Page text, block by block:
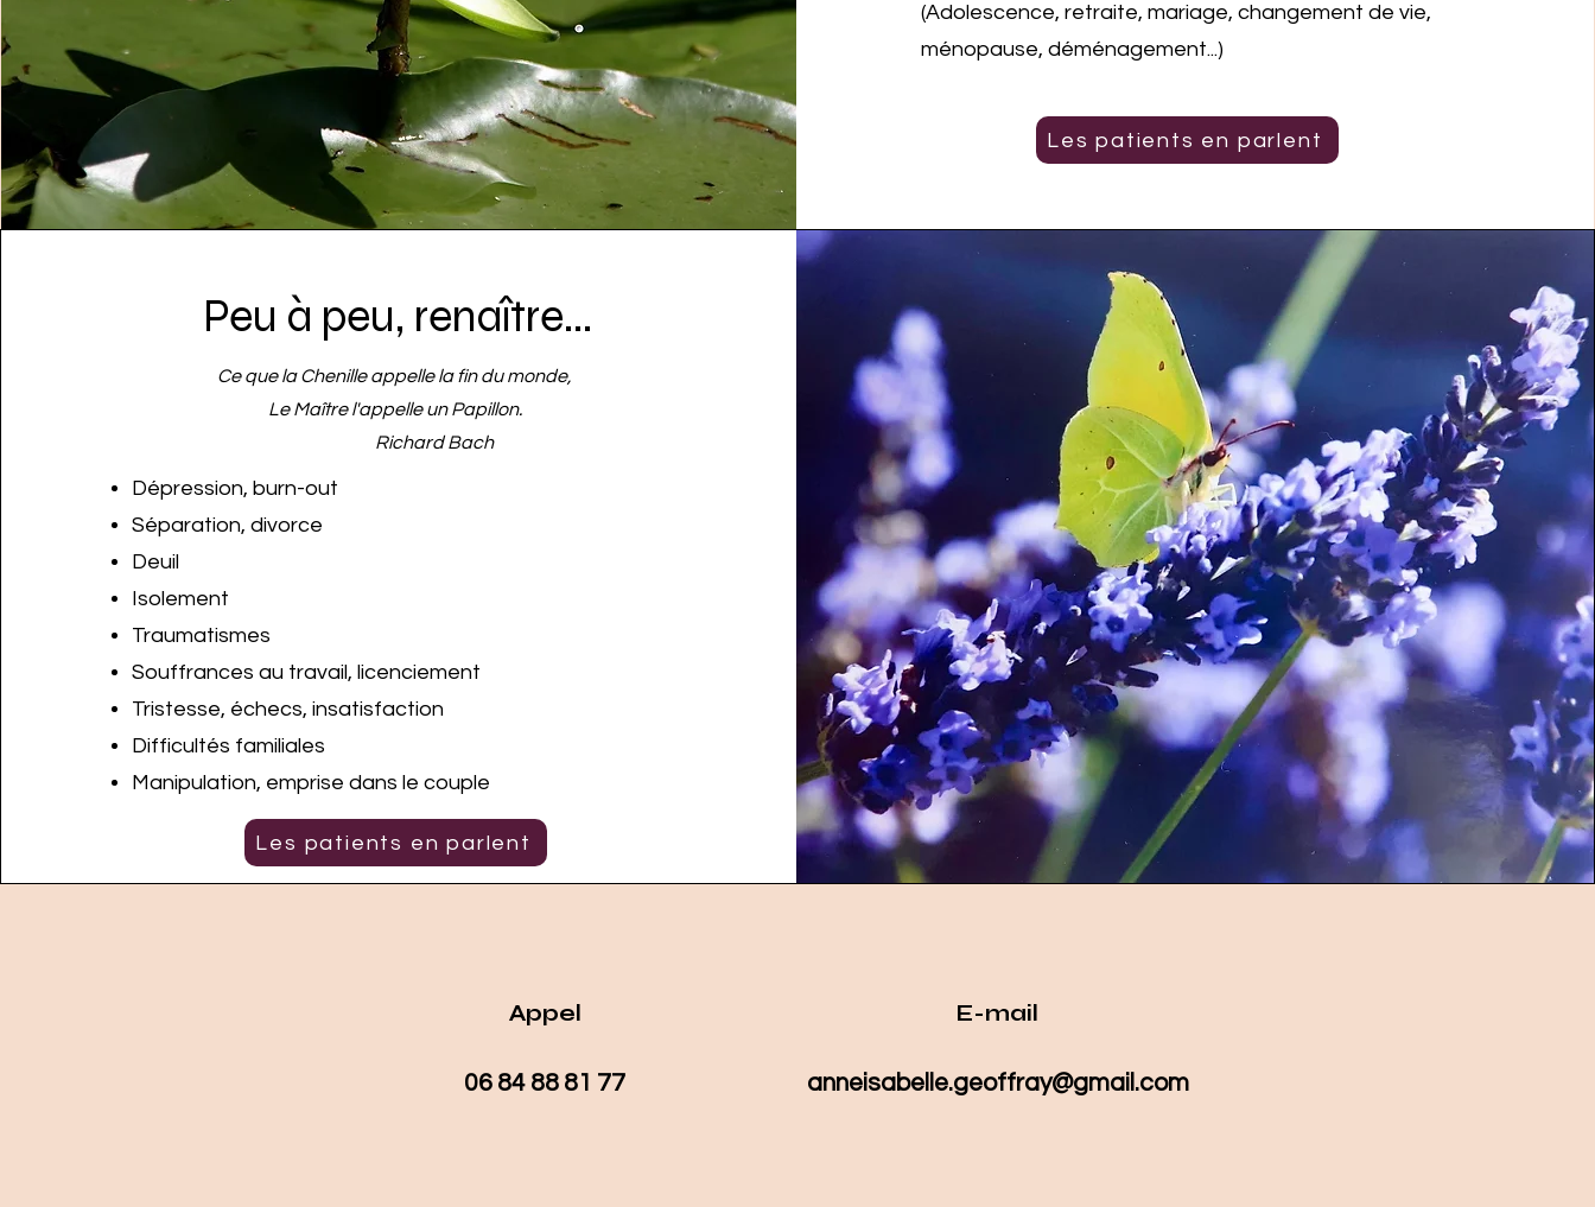
(Adolescence, retraite, mariage, changement de vie,
ménopause, déménagement...)
Les patients en parlent
Peu à peu, renaître...
Ce que la Chenille appelle la fin du monde,
Le Maître l'appelle un Papillon.
Richard Bach
Dépression, burn-out
Séparation, divorce
Deuil
Isolement
Traumatismes
Souffrances au travail, licenciement
Tristesse, échecs, insatisfaction
Difficultés familiales
Manipulation, emprise dans le couple
Les patients en parlent
Appel
06 84 88 81 77
E-mail
anneisabelle.geoffray@gmail.com